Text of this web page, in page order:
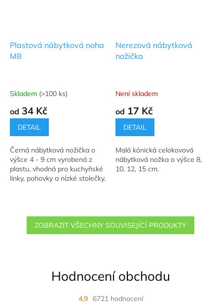
Plastová nábytková noha
M8
Průměrné
produktu
4,9
5
hvězdiček.
Skladem (>100 ks)
od 34 Kč
DETAIL
Černá nábytková nožička o
výšce 4 - 9 cm vyrobená z
plastu, vhodná pro kuchyňské
linky, pohovky a nízké stolečky.
Nerezová nábytková
nožička
Průměrné
produktu
5,0
5
hvězdiček.
Není skladem
od 17 Kč
DETAIL
Malá kónická celokovová
nábytková nožka o výšce 8,
10, 12, 15 cm.
ZOBRAZIT VŠECHNY SOUVISEJÍCÍ PRODUKTY
Hodnocení obchodu
4,9 6721 hodnocení